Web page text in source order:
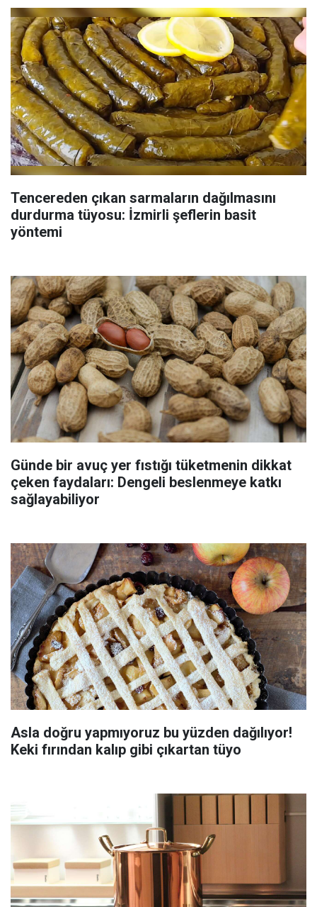
Tencereden çıkan sarmaların dağılmasını
durdurma tüyosu: İzmirli şeflerin basit
yöntemi
Günde bir avuç yer fıstığı tüketmenin dikkat
çeken faydaları: Dengeli beslenmeye katkı
sağlayabiliyor
Asla doğru yapmıyoruz bu yüzden dağılıyor!
Keki fırından kalıp gibi çıkartan tüyo